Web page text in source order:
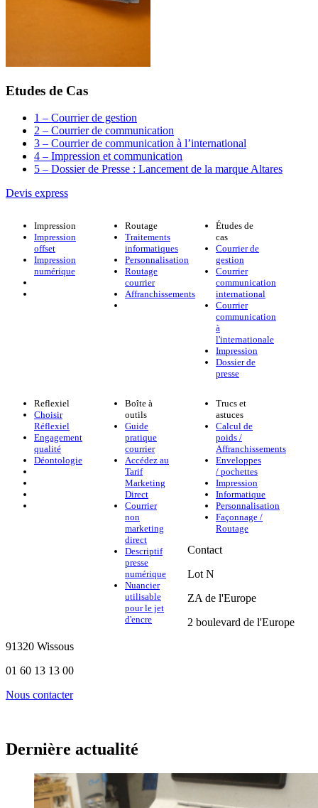
Etudes de Cas
1 – Courrier de gestion
2 – Courrier de communication
3 – Courrier de communication à l’international
4 – Impression et communication
5 – Dossier de Presse : Lancement de la marque Altares
Devis express
Impression
Impression
offset
Impression
numérique
Routage
Traitements
informatiques
Personnalisation
Routage
courrier
Affranchissements
Études de
cas
Courrier de
gestion
Courrier
communication
international
Courrier
communication
à
l'internationale
Impression
Dossier de
presse
Reflexiel
Choisir
Réflexiel
Engagement
qualité
Déontologie
Boîte à
outils
Guide
pratique
courrier
Accédez au
Tarif
Marketing
Direct
Courrier
non
marketing
direct
Descriptif
presse
numérique
Nuancier
utilisable
pour le jet
d'encre
Trucs et
astuces
Calcul de
poids /
Affranchissements
Enveloppes
/ pochettes
Impression
Informatique
Personnalisation
Façonnage /
Routage
Contact
Lot N
ZA de l'Europe
2 boulevard de l'Europe
91320 Wissous
01 60 13 13 00
Nous contacter
Dernière actualité